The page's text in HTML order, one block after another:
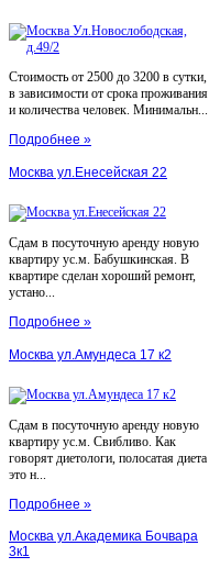
Стоимость от 2500 до 3200 в сутки,
в зависимости от срока проживания
и количества человек. Минимальн...
Подробнее »
Москва ул.Енесейская 22
Сдам в посуточную аренду новую
квартиру ус.м. Бабушкинская. В
квартире сделан хороший ремонт,
устано...
Подробнее »
Москва ул.Амундеса 17 к2
Сдам в посуточную аренду новую
квартиру ус.м. Свибливо. Как
говорят диетологи, полосатая диета
это н...
Подробнее »
Москва ул.Академика Бочвара
3к1